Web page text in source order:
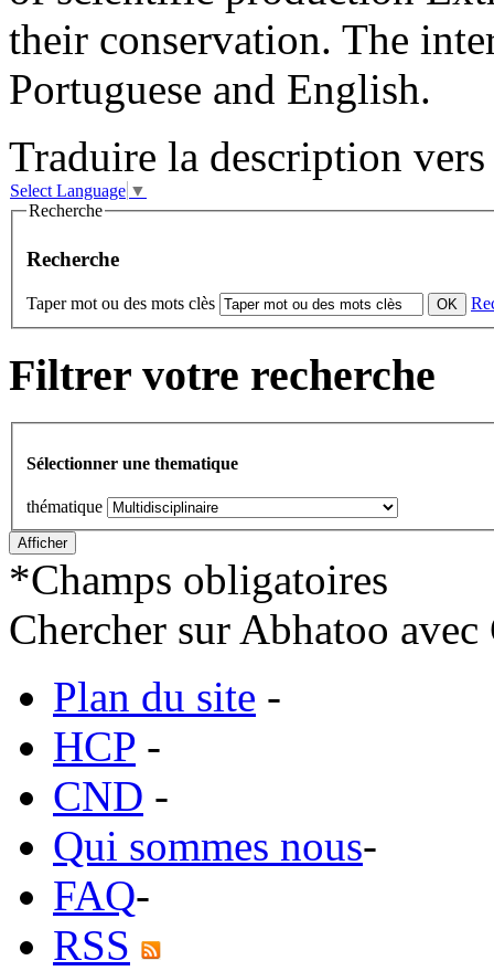
their conservation. The
Portuguese and English.
Traduire la description
Select Language ▼
Recherche
Recherche
Taper mot ou des mots clès
Filtrer votre recherche
Sélectionner une thematique
thématique
*Champs obligatoires
Chercher sur Abhatoo
Plan du site -
HCP -
CND -
Qui sommes nous-
FAQ-
RSS